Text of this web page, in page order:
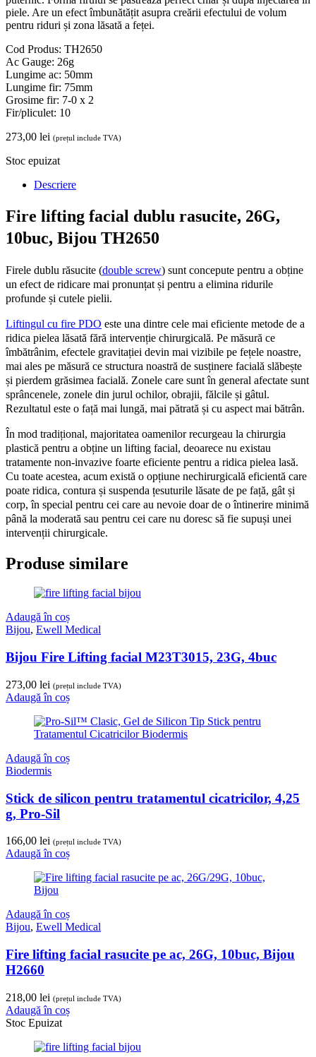
piele. Are un efect îmbunătățit asupra creării efectului de volum
pentru riduri și zona lăsată a feței.
Cod Produs: TH2650
Ac Gauge: 26g
Lungime ac: 50mm
Lungime fir: 75mm
Grosime fir: 7-0 x 2
Fir/pliculet: 10
273,00 lei (prețul include TVA)
Stoc epuizat
Descriere
Fire lifting facial dublu rasucite, 26G,
10buc, Bijou TH2650
Firele dublu răsucite (double screw) sunt concepute pentru a obține
un efect de ridicare mai pronunțat și pentru a elimina ridurile
profunde și cutele pielii.
Liftingul cu fire PDO este una dintre cele mai eficiente metode de a
ridica pielea lăsată fără intervenție chirurgicală. Pe măsură ce
îmbătrânim, efectele gravitației devin mai vizibile pe fețele noastre,
mai ales pe măsură ce structura noastră de susținere facială slăbește
și pierdem grăsimea facială. Zonele care sunt în general afectate sunt
sprâncenele, zonele din jurul ochilor, obrajii, fălcile și gâtul.
Rezultatul este o față mai lungă, mai pătrată și cu aspect mai bătrân.
În mod tradițional, majoritatea oamenilor recurgeau la chirurgia
plastică pentru a obține un lifting facial, deoarece nu existau
tratamente non-invazive foarte eficiente pentru a ridica pielea lasă.
Cu toate acestea, acum există o opțiune nechirurgicală eficientă care
poate ridica, contura și suspenda țesuturile lăsate de pe față, gât și
corp, în special pentru cei care au nevoie doar de o întinerire minimă
până la moderată sau pentru cei care nu doresc să fie supuși unei
intervenții chirurgicale.
Produse similare
Adaugă în coș
Bijou, Ewell Medical
Bijou Fire Lifting facial M23T3015, 23G, 4buc
273,00 lei (prețul include TVA)
Adaugă în coș
Adaugă în coș
Biodermis
Stick de silicon pentru tratamentul cicatricilor, 4,25
g, Pro-Sil
166,00 lei (prețul include TVA)
Adaugă în coș
Adaugă în coș
Bijou, Ewell Medical
Fire lifting facial rasucite pe ac, 26G, 10buc, Bijou
H2660
218,00 lei (prețul include TVA)
Adaugă în coș
Stoc Epuizat